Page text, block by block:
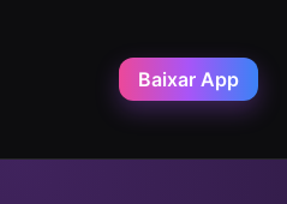
Baixar App